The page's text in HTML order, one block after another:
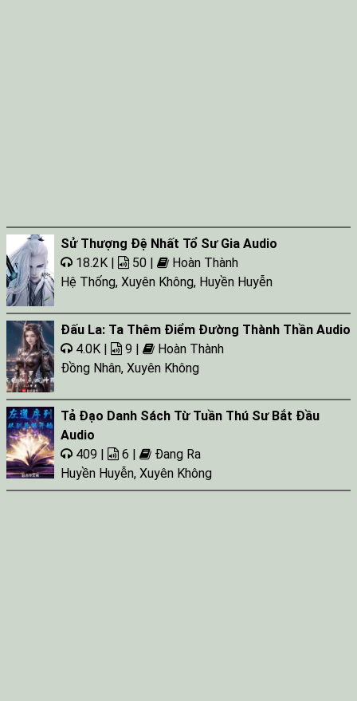
Sử Thượng Đệ Nhất Tổ Sư Gia Audio
18.2K |
50 |
Hoàn Thành
Hệ Thống, Xuyên Không, Huyền Huyễn
Đấu La: Ta Thêm Điểm Đường Thành Thần Audio
4.0K |
9 |
Hoàn Thành
Đồng Nhân, Xuyên Không
Tả Đạo Danh Sách Từ Tuần Thú Sư Bắt Đầu
Audio
409 |
6 |
Đang Ra
Huyền Huyễn, Xuyên Không